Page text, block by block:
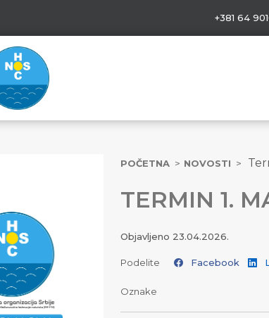
+381 64
POČETNA NOVOSTI
TERMIN 1.
Objavljeno 23.04.2026.
Podelite Facebook
Oznake